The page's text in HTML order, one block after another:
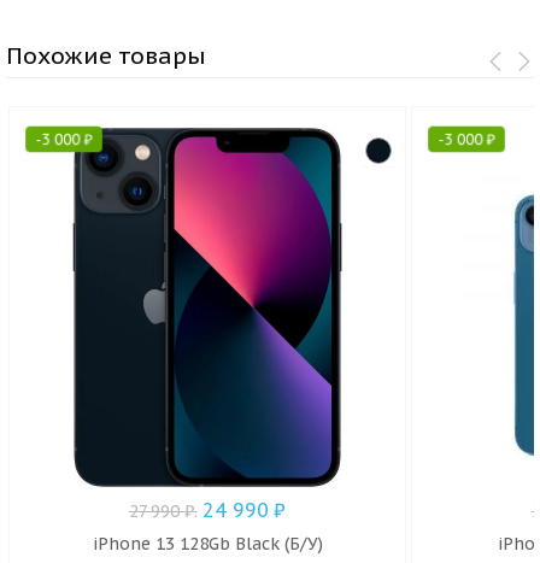
Похожие товары
-3 000₽
27 990₽. 24 990₽
iPhone 13 128Gb Black (Б/У)
-3 000₽